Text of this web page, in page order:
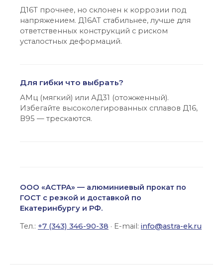
Д16Т прочнее, но склонен к коррозии под
напряжением. Д16АТ стабильнее, лучше для
ответственных конструкций с риском
усталостных деформаций.
Для гибки что выбрать?
АМц (мягкий) или АД31 (отожженный).
Избегайте высоколегированных сплавов Д16,
В95 — трескаются.
ООО «АСТРА» — алюминиевый прокат по
ГОСТ с резкой и доставкой по
Екатеринбургу и РФ.
Тел.: +7 (343) 346-90-38 · E-mail: info@astra-ek.ru